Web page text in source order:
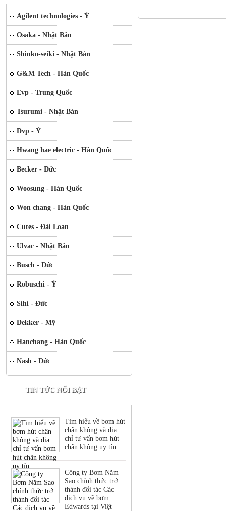
Agilent technologies - Ý
Osaka - Nhật Bản
Shinko-seiki - Nhật Bản
G&M Tech - Hàn Quốc
Evp - Trung Quốc
Tsurumi - Nhật Bản
Dvp - Ý
Hwang hae electric - Hàn Quốc
Becker - Đức
Woosung - Hàn Quốc
Won chang - Hàn Quốc
Cutes - Đài Loan
Ulvac - Nhật Bản
Busch - Đức
Robuschi - Ý
Sihi - Đức
Dekker - Mỹ
Hanchang - Hàn Quốc
Nash - Đức
TIN TỨC NỔI BẬT
Tìm hiểu về bơm hút
chân không và địa
chỉ tư vấn bơm hút
chân không uy tín
Công ty Bơm Năm
Sao chính thức trở
thành đối tác Các
dịch vụ về bơm
Edwards tại Việt